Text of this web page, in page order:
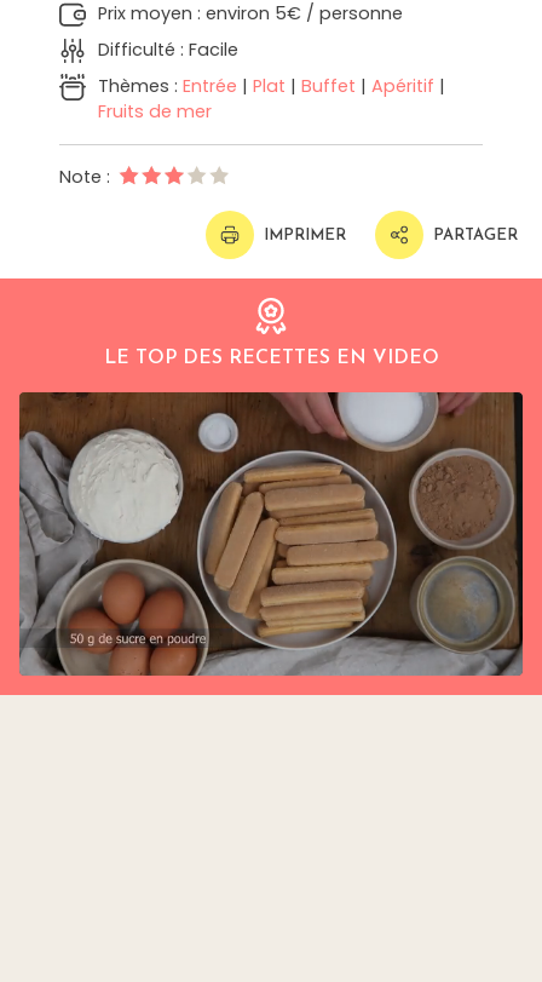
Prix moyen : environ 5€ / personne
Difficulté : Facile
Thèmes : Entrée | Plat | Buffet | Apéritif |
Fruits de mer
Note :
IMPRIMER PARTAGER
LE TOP DES RECETTES EN VIDEO